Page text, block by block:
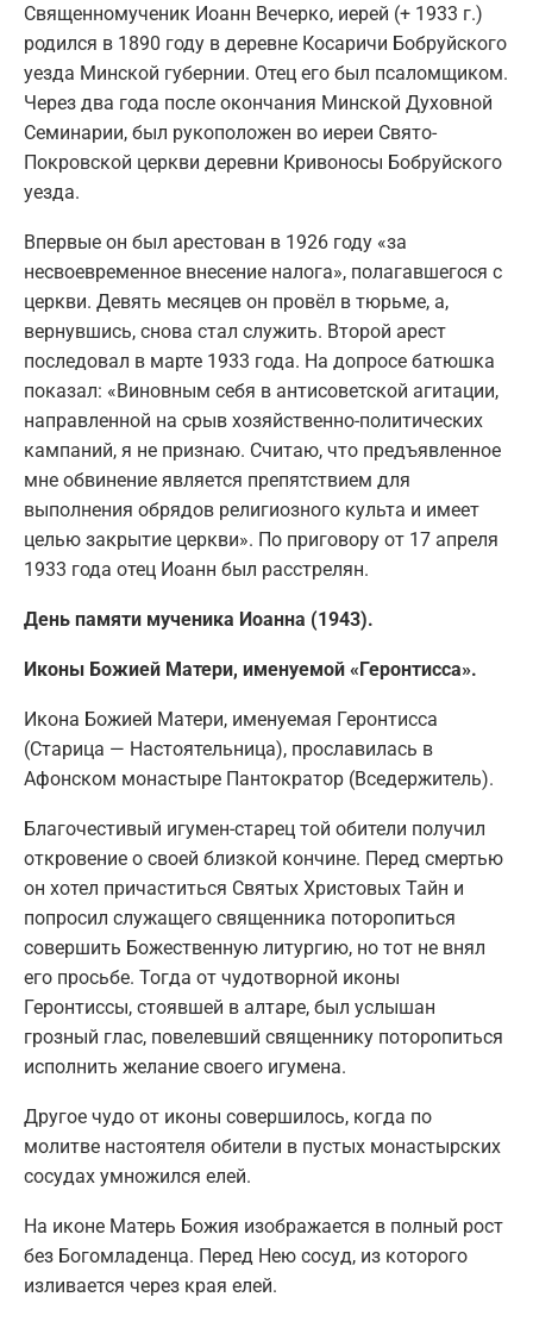
Священномученик Иоанн Вечерко, иерей (+ 1933 г.)
родился в 1890 году в деревне Косаричи Бобруйского
уезда Минской губернии. Отец его был псаломщиком.
Через два года после окончания Минской Духовной
Семинарии, был рукоположен во иереи Свято-
Покровской церкви деревни Кривоносы Бобруйского
уезда.
Впервые он был арестован в 1926 году «за
несвоевременное внесение налога», полагавшегося с
церкви. Девять месяцев он провёл в тюрьме, а,
вернувшись, снова стал служить. Второй арест
последовал в марте 1933 года. На допросе батюшка
показал: «Виновным себя в антисоветской агитации,
направленной на срыв хозяйственно-политических
кампаний, я не признаю. Считаю, что предъявленное
мне обвинение является препятствием для
выполнения обрядов религиозного культа и имеет
целью закрытие церкви». По приговору от 17 апреля
1933 года отец Иоанн был расстрелян.
День памяти мученика Иоанна (1943).
Иконы Божией Матери, именуемой «Геронтисса».
Икона Божией Матери, именуемая Геронтисса
(Старица — Настоятельница), прославилась в
Афонском монастыре Пантократор (Вседержитель).
Благочестивый игумен-старец той обители получил
откровение о своей близкой кончине. Перед смертью
он хотел причаститься Святых Христовых Тайн и
попросил служащего священника поторопиться
совершить Божественную литургию, но тот не внял
его просьбе. Тогда от чудотворной иконы
Геронтиссы, стоявшей в алтаре, был услышан
грозный глас, повелевший священнику поторопиться
исполнить желание своего игумена.
Другое чудо от иконы совершилось, когда по
молитве настоятеля обители в пустых монастырских
сосудах умножился елей.
На иконе Матерь Божия изображается в полный рост
без Богомладенца. Перед Нею сосуд, из которого
изливается через края елей.